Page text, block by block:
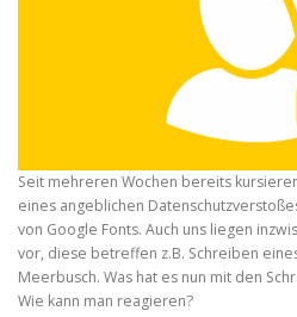
Seit mehreren Wochen bereits
eines angeblichen
von Google Fonts. Auch uns liegen
vor, diese betreffen z.B. Schreiben
Meerbusch. Was hat es nun mit den
Wie kann man reagieren?